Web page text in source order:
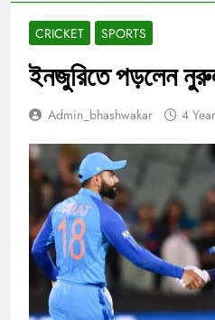
CRICKET SPORTS
ইনজুরিতে পড়লেন
Admin_bhashwakar 4